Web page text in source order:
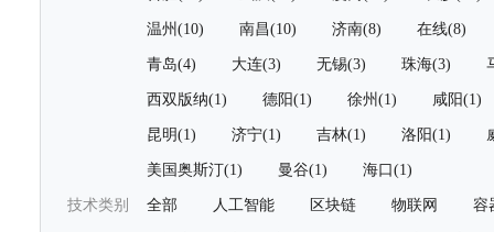
温州(10) 南昌(10) 济南(8) 在线(8)
青岛(4) 大连(3) 无锡(3) 珠海(3)
西双版纳(1) 德阳(1) 徐州(1) 咸阳(1)
昆明(1) 济宁(1) 吉林(1) 洛阳(1)
美国奥斯汀(1) 曼谷(1) 海口(1)
技术类别 全部 人工智能 区块链 物联网 容